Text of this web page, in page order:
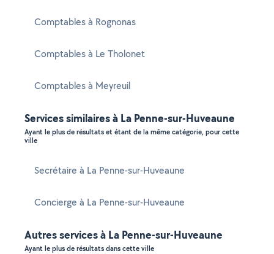
Comptables à Rognonas
Comptables à Le Tholonet
Comptables à Meyreuil
Services similaires à La Penne-sur-Huveaune
Ayant le plus de résultats et étant de la même catégorie, pour cette
ville
Secrétaire à La Penne-sur-Huveaune
Concierge à La Penne-sur-Huveaune
Autres services à La Penne-sur-Huveaune
Ayant le plus de résultats dans cette ville